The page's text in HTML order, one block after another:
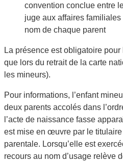
convention conclue entre
juge aux affaires
nom de chaque parent
La présence est obligatoire
que lors du retrait de la carte
les mineurs).
Pour informations, l’enfant
deux parents accolés dans
l’acte de naissance fasse
est mise en œuvre par le titulaire
parentale. Lorsqu’elle est
recours au nom d’usage relève